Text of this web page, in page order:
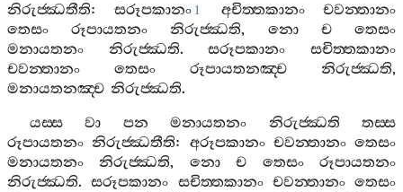
නිරුජ‍්ඣතීති: සරූපකානං 1 අචිත‍්තකානං
චවන‍්තානං
තෙසං
රූපායතනං නිරුජ‍්ඣති, නො ච
තෙසං
මනායතනං
නිරුජ‍්ඣති.සරූපකානං
සචිත‍්තකානං
චවන‍්තානං
තෙසං රූපායතනඤ‍්ච නිරුජ‍්ඣති,
මනායතනඤ‍්ච නිරුජ‍්ඣති.
යස‍්ස
වා පන මනායතනං නිරුජ‍්ඣති
තස‍්ස
රූපායතනං නිරුජ‍්ඣතීති: අරූපකානං චවන‍්තානං තෙසං
මනායතනං
නිරුජ‍්ඣති, නො ච තෙසං
රූපායතනං
නිරුජ‍්ඣති.සරූපකානං සචිත‍්තකානං චවන‍්තානං තෙසං